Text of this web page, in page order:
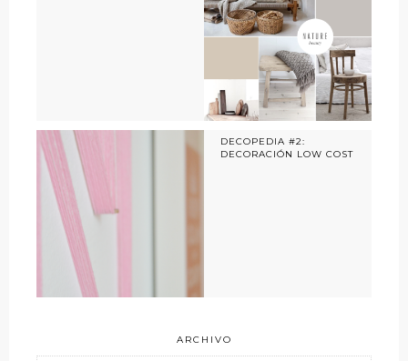
DECOPEDIA #2:
DECORACIÓN LOW COST
ARCHIVO